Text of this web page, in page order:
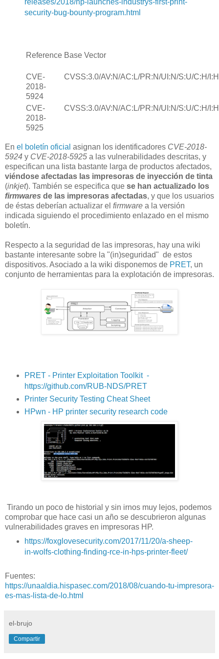
security-bug-bounty-program.html
Reference Base Vector
CVE-
2018-
5924
CVSS:3.0/AV:N/AC:L/PR:N/UI:N/S:U/C:H/
CVE-
2018-
5925
CVSS:3.0/AV:N/AC:L/PR:N/UI:N/S:U/C:H/
En el boletín oficial asignan los identificadores CVE-2018-
5924 y CVE-2018-5925 a las vulnerabilidades descritas, y
especifican una lista bastante larga de productos afectados,
viéndose afectadas las impresoras de inyección de tinta
(inkjet). También se especifica que se han actualizado los
firmwares de las impresoras afectadas, y que los usuarios
de éstas deberían actualizar el firmware a la versión
indicada siguiendo el procedimiento enlazado en el mismo
boletín.
Respecto a la seguridad de las impresoras, hay una wiki
bastante interesante sobre la "(in)seguridad" de estos
dispositivos. Asociado a la wiki disponemos de PRET, un
conjunto de herramientas para la explotación de impresoras.
PRET - Printer Exploitation Toolkit -
https://github.com/RUB-NDS/PRET
Printer Security Testing Cheat Sheet
HPwn - HP printer security research code
Tirando un poco de historial y sin irnos muy lejos, podemos
comprobar que hace casi un año se descubrieron algunas
vulnerabilidades graves en impresoras HP.
https://foxglovesecurity.com/2017/11/20/a-sheep-
in-wolfs-clothing-finding-rce-in-hps-printer-fleet/
Fuentes:
https://unaaldia.hispasec.com/2018/08/cuando-tu-impresora-
es-mas-lista-de-lo.html
el-brujo
Compartir